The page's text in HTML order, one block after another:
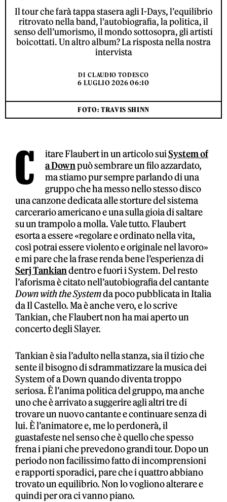
Il tour che farà tappa stasera agli I-Days, l’equilibrio
ritrovato nella band, l’autobiografia, la politica, il
senso dell’umorismo, il mondo sottosopra, gli artisti
boicottati. Un altro album? La risposta nella nostra
intervista
DI CLAUDIO TODESCO
6 LUGLIO 2026 06:10
FOTO: TRAVIS SHINN
C itare Flaubert in un articolo suiSystem of
a Downpuò sembrare un filo azzardato,
ma stiamo pur sempre parlando di una
gruppo che ha messo nello stesso disco
una canzone dedicata alle storture del sistema
carcerario americano e una sulla gioia di saltare
su un trampolo a molla. Vale tutto. Flaubert
esorta a essere «regolare e ordinato nella vita,
così potrai essere violento e originale nel lavoro»
e mi pare che la frase renda bene l’esperienza di
Serj Tankiandentro e fuori i System. Del resto
l’aforisma è citato nell’autobiografia del cantante
Down with the Systemda poco pubblicata in Italia
da Il Castello. Ma è anche vero, e lo scrive
Tankian, che Flaubert non ha mai aperto un
concerto degli Slayer.
Tankian è sia l’adulto nella stanza, sia il tizio che
sente il bisogno di sdrammatizzare la musica dei
System of a Down quando diventa troppo
seriosa. È l’anima politica del gruppo, ma anche
uno che è arrivato a suggerire agli altri tre di
trovare un nuovo cantante e continuare senza di
lui. È l’animatore e, me lo perdonerà, il
guastafeste nel senso che è quello che spesso
frena i piani che prevedono grandi tour. Dopo un
periodo non facilissimo fatto di incomprensioni
e rapporti sporadici, pare che i quattro abbiano
trovato un equilibrio. Non lo vogliono alterare e
quindi per ora ci vanno piano.